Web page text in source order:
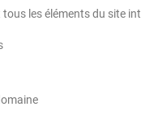
tous les éléments du site